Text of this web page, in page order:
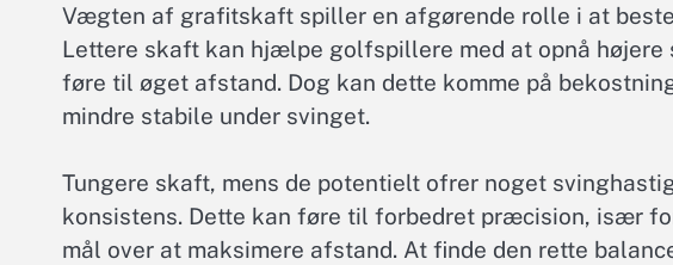
Vægten af grafitskaft spiller en afgørende rolle i at
Lettere skaft kan hjælpe golfspillere med at opnå
føre til øget afstand. Dog kan dette komme på
mindre stabile under svinget.
Tungere skaft, mens de potentielt ofrer noget
konsistens. Dette kan føre til forbedret præcision, især
mål over at maksimere afstand. At finde den rette